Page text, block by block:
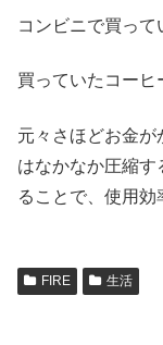
コンビニで買っ
買っていたコーヒ
元々さほどお金が
はなかなか圧縮す
ることで、使用効
FIRE 生活